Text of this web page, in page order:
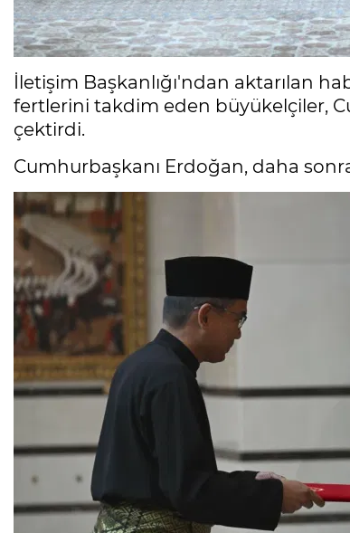
İletişim Başkanlığı'ndan aktarılan
fertlerini takdim eden büyükelçiler,
çektirdi.
Cumhurbaşkanı Erdoğan, daha